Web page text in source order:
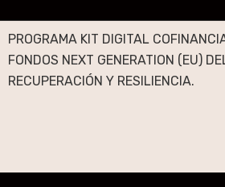
PROGRAMA KIT DIGITAL
FONDOS NEXT GENERATION (EU)
RECUPERACIÓN Y RESILIENCIA.